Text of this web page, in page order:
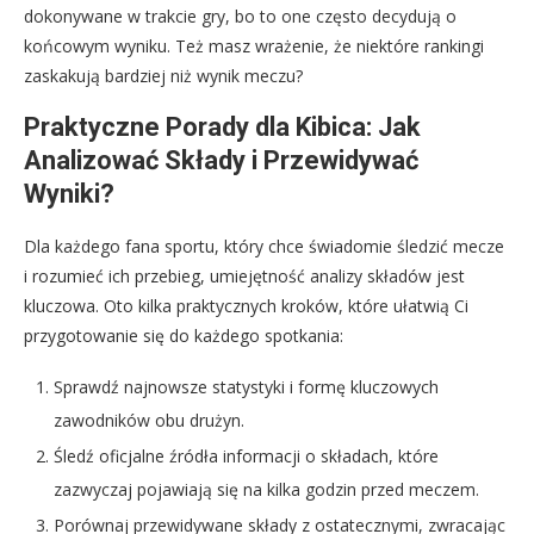
dokonywane w trakcie gry, bo to one często decydują o
końcowym wyniku. Też masz wrażenie, że niektóre rankingi
zaskakują bardziej niż wynik meczu?
Praktyczne Porady dla Kibica: Jak
Analizować Składy i Przewidywać
Wyniki?
Dla każdego fana sportu, który chce świadomie śledzić mecze
i rozumieć ich przebieg, umiejętność analizy składów jest
kluczowa. Oto kilka praktycznych kroków, które ułatwią Ci
przygotowanie się do każdego spotkania:
Sprawdź najnowsze statystyki i formę kluczowych
zawodników obu drużyn.
Śledź oficjalne źródła informacji o składach, które
zazwyczaj pojawiają się na kilka godzin przed meczem.
Porównaj przewidywane składy z ostatecznymi, zwracając